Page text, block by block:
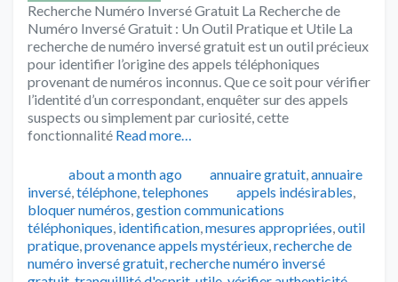
Recherche Numéro Inversé Gratuit La Recherche de
Numéro Inversé Gratuit : Un Outil Pratique et Utile La
recherche de numéro inversé gratuit est un outil précieux
pour identifier l’origine des appels téléphoniques
provenant de numéros inconnus. Que ce soit pour vérifier
l’identité d’un correspondant, enquêter sur des appels
suspects ou simplement par curiosité, cette
fonctionnalité Read more…
Publié
about a month ago Catégories
annuaire gratuit,annuaire
inversé,téléphone,telephones Tags
appels indésirables,
bloquer numéros,gestion communications
téléphoniques, identification,mesures appropriées,outil
pratique,provenance appels mystérieux,recherche de
numéro inversé gratuit,recherche numéro inversé